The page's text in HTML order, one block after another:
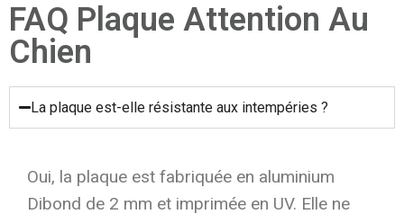
FAQ Plaque Attention Au
Chien
La plaque est-elle résistante aux intempéries ?
Oui, la plaque est fabriquée en aluminium
Dibond de 2 mm et imprimée en UV. Elle ne